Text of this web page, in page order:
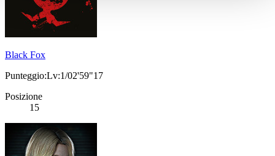
Black Fox
Punteggio:Lv:1/02'59"17
Posizione
15